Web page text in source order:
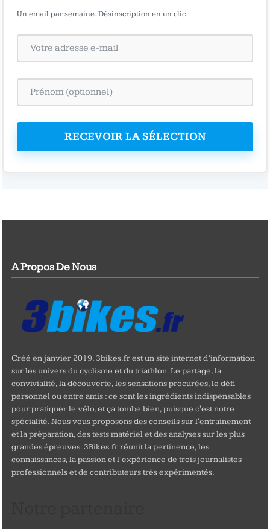
Un email par semaine. Désinscription en un clic.
RECEVOIR LA SÉLECTION
A Propos De Nous
Créé en janvier 2019, 3bikes.fr est un site internet d’information
sur les univers du cyclisme et du triathlon. Le partage, la
convivialité, la découverte, les sensations procurées, le défi
personnel ou entre amis : ce sont les ingrédients indispensables
pour pratiquer le vélo, et ça tombe bien, puisque c'est notre
spécialité. Nous vous proposons des conseils sur l'entrainement
et la préparation, des tests matériel et des analyses sur les plus
grandes épreuves. 3Bikes.fr réunit la pertinence, les
connaissances, la passion et l’expérience de trois journalistes
professionnels et de contributeurs très expérimentés.